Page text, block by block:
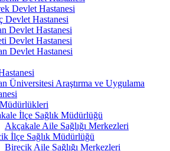
Devlet Hastanesi
Devlet Hastanesi
Devlet Hastanesi
Devlet Hastanesi
Devlet Hastanesi
Üniversitesi Araştırma ve Uygulama
İlçe Sağlık Müdürlüğü
Akçakale Aile Sağlığı Merkezleri
İlçe Sağlık Müdürlüğü
Birecik Aile Sağlığı Merkezleri